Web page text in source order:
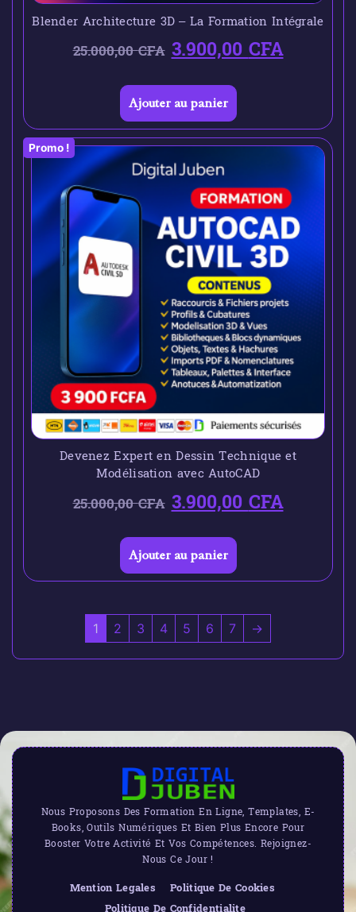
Blender Architecture 3D – La Formation Intégrale
25.000,00CFA 3.900,00CFA
Ajouter au panier
Promo !
Devenez Expert en Dessin Technique et
Modélisation avec AutoCAD
25.000,00CFA 3.900,00CFA
Ajouter au panier
1 2 3 4 5 6 7 →
Nous Proposons Des Formation En Ligne, Templates, E-
Books, Outils Numériques Et Bien Plus Encore Pour
Booster Votre Activité Et Vos Compétences. Rejoignez-
Nous Ce Jour !
Mention Legales
Politique De Cookies